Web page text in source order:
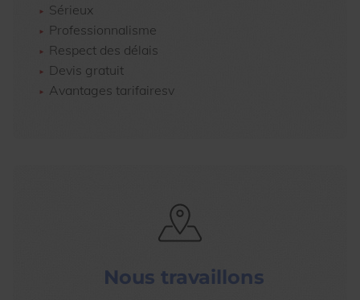
Sérieux
Professionnalisme
Respect des délais
Devis gratuit
Avantages tarifairesv
Nous travaillons